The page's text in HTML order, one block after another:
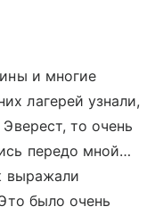
и многие
лагерей узнали,
то очень
передо мной…
выражали
было очень